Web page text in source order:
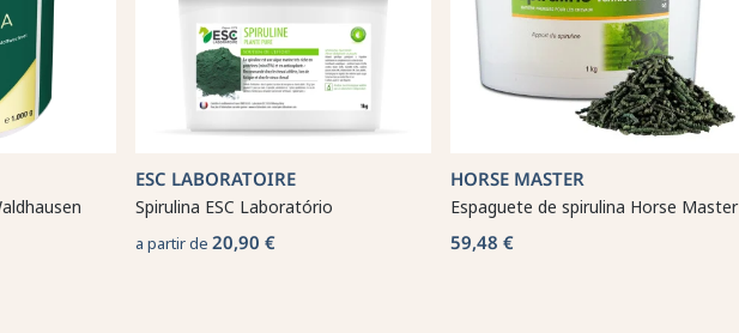
ESC LABORATOIRE
Spirulina ESC Laboratório
a partir de 20,90 €
HORSE MASTER
Espaguete de spirulina Horse Master
59,48 €